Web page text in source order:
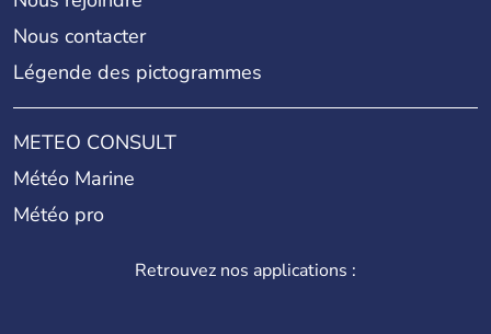
Nous contacter
Légende des pictogrammes
METEO CONSULT
Météo Marine
Météo pro
Retrouvez nos applications :